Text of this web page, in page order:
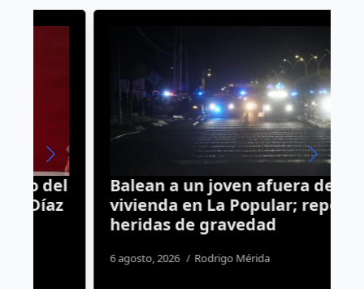
Balean a un joven afuera de una
vivienda en La Popular; reportan
heridas de gravedad
6 agosto, 2026 Rodrigo Mérida